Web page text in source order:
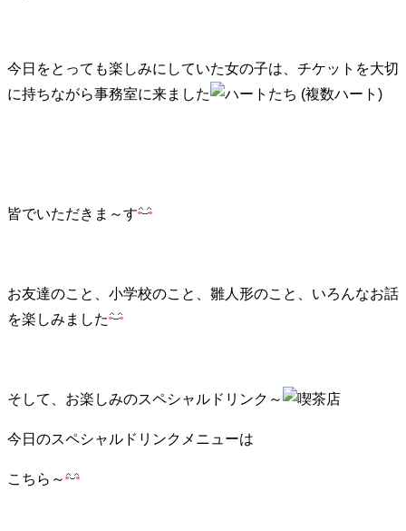
今日をとっても楽しみにしていた女の子は、チケットを大切
に持ちながら事務室に来ました
皆でいただきま～す
お友達のこと、小学校のこと、雛人形のこと、いろんなお話
を楽しみました
そして、お楽しみのスペシャルドリンク～
今日のスペシャルドリンクメニューは
こちら～